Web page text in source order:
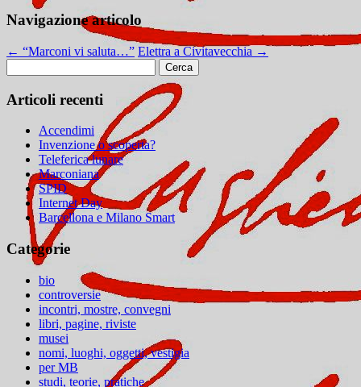
Navigazione articolo
← “Marconi vi saluta…” Elettra a Civitavecchia →
per:
Articoli recenti
Accendimi
Invenzione o scoperta?
Teleferica lunare
Marconiana
SPID
Internet Day
Barcellona e Milano Smart
Categorie
bio
controversie
incontri, mostre, convegni
libri, pagine, riviste
musei
nomi, luoghi, oggetti, vestigia
per MB
studi, teorie, pratiche